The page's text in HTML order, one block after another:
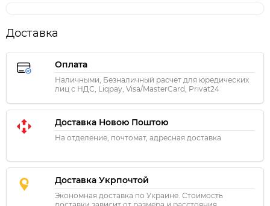
Доставка
Оплата
Наличными, Безналичный расчет для юредических
лиц с НДС, Liqpay, Visa/MasterCard, Privat24
Доставка Новою Поштою
На отделение, почтомат, адресная доставка
Доставка Укрпочтой
Экономная доставка по Украине. Стоимость